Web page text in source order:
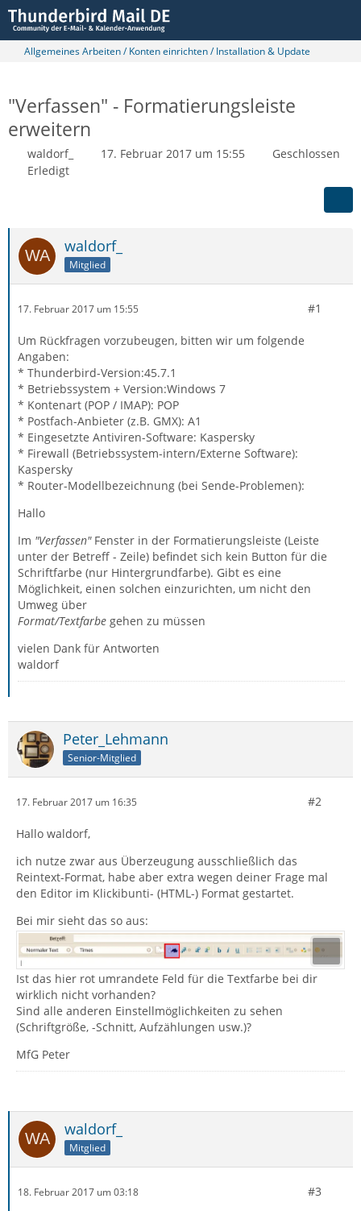
Allgemeines Arbeiten / Konten einrichten / Installation & Update
"Verfassen" - Formatierungsleiste
erweitern
waldorf_ 17. Februar 2017 um 15:55
Geschlossen
Erledigt
waldorf_
Mitglied
17. Februar 2017 um 15:55 #1
Um Rückfragen vorzubeugen, bitten wir um folgende
Angaben:
* Thunderbird-Version:45.7.1
* Betriebssystem + Version:Windows 7
* Kontenart (POP / IMAP): POP
* Postfach-Anbieter (z.B. GMX): A1
* Eingesetzte Antiviren-Software: Kaspersky
* Firewall (Betriebssystem-intern/Externe Software):
Kaspersky
* Router-Modellbezeichnung (bei Sende-Problemen):
Hallo
Im "Verfassen"Fenster in der Formatierungsleiste (Leiste
unter der Betreff - Zeile) befindet sich kein Button für die
Schriftfarbe (nur Hintergrundfarbe). Gibt es eine
Möglichkeit, einen solchen einzurichten, um nicht den
Umweg über
Format/Textfarbe gehen zu müssen
vielen Dank für Antworten
waldorf
Peter_Lehmann
Senior-Mitglied
17. Februar 2017 um 16:35 #2
Hallo waldorf,
ich nutze zwar aus Überzeugung ausschließlich das
Reintext-Format, habe aber extra wegen deiner Frage mal
den Editor im Klickibunti- (HTML-) Format gestartet.
Bei mir sieht das so aus:
Ist das hier rot umrandete Feld für die Textfarbe bei dir
wirklich nicht vorhanden?
Sind alle anderen Einstellmöglichkeiten zu sehen
(Schriftgröße, -Schnitt, Aufzählungen usw.)?
MfG Peter
waldorf_
Mitglied
18. Februar 2017 um 03:18 #3